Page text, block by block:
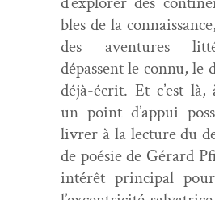
bles de la
des aven­tures
dépassent le con­nu, le
déjà-écrit. Et c’est là,
un point d’appui
livr­er à la lec­ture du
de poésie de Gérard
intérêt prin­ci­pal